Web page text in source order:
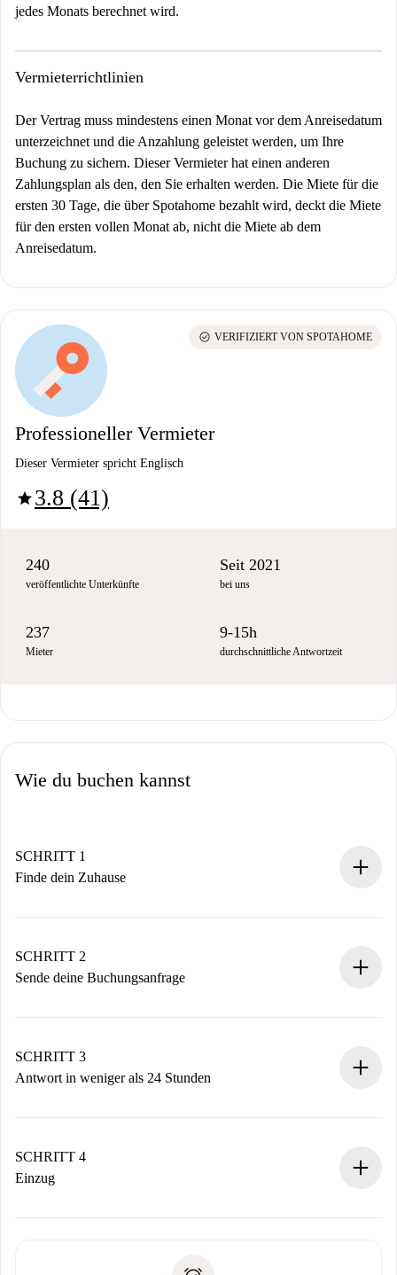
jedes Monats berechnet wird.
Vermieterrichtlinien
Der Vertrag muss mindestens einen Monat vor dem Anreisedatum
unterzeichnet und die Anzahlung geleistet werden, um Ihre
Buchung zu sichern. Dieser Vermieter hat einen anderen
Zahlungsplan als den, den Sie erhalten werden. Die Miete für die
ersten 30 Tage, die über Spotahome bezahlt wird, deckt die Miete
für den ersten vollen Monat ab, nicht die Miete ab dem
Anreisedatum.
Professioneller Vermieter
Dieser Vermieter spricht Englisch
star3.8 (41)
check_circle VERIFIZIERT VON SPOTAHOME
240
veröffentlichte Unterkünfte
Seit 2021
bei uns
237
Mieter
9-15h
durchschnittliche Antwortzeit
Wie du buchen kannst
SCHRITT 1
Finde dein Zuhause
Du erhältst alle notwendigen Informationen im Voraus.
SCHRITT 2
Sende deine Buchungsanfrage
Denk daran, dass wir dich erst belasten, wenn der
Vermieter zustimmt.
SCHRITT 3
Antwort in weniger als 24 Stunden
stellen den Kontakt her.
Wenn der Vermieter ablehnen muss, entstehen keine
SCHRITT 4
Einzug